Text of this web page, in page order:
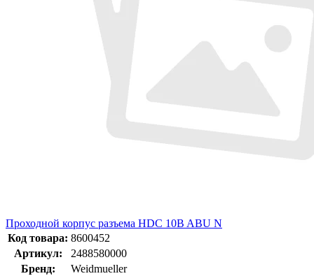
Проходной корпус разъема HDC 10B ABU N
Код товара: 8600452
Артикул:
2488580000
Бренд:
Weidmueller